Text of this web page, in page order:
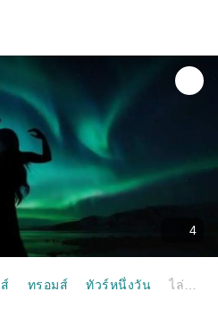
4
ทรอมส์ ทัวร์หนึ่งวัน